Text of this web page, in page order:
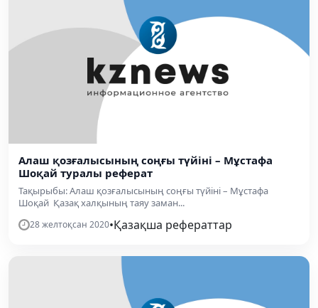
Алаш қозғалысының соңғы түйіні – Мұстафа
Шоқай туралы реферат
Тақырыбы: Алаш қозғалысының соңғы түйіні – Мұстафа
Шоқай Қазақ халқының таяу заман...
28 желтоқсан 2020•Қазақша рефераттар